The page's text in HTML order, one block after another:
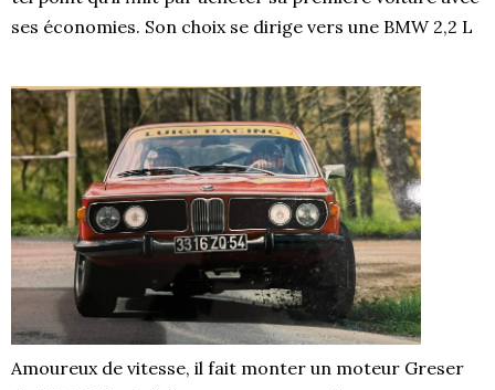
ses économies. Son choix se dirige vers une BMW 2,2 L
Amoureux de vitesse, il fait monter un moteur Greser